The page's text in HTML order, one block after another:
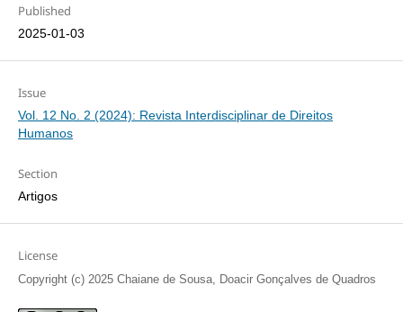
Published
2025-01-03
Issue
Vol. 12 No. 2 (2024): Revista Interdisciplinar de Direitos
Humanos
Section
Artigos
License
Copyright (c) 2025 Chaiane de Sousa, Doacir Gonçalves de Quadros